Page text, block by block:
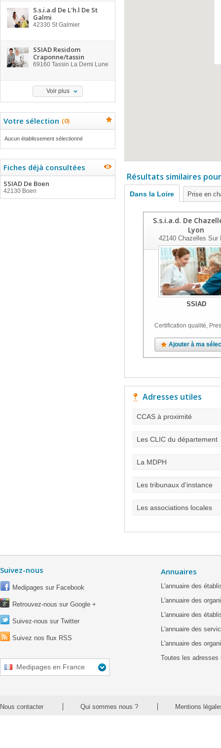
S.s.i.a.d De L'h.l De St
Galmi
42330 St Galmier
SSIAD Residom
Craponne/tassin
69160 Tassin La Demi Lune
Voir plus
Votre sélection (0)
Aucun établissement sélectionné
Fiches déjà consultées
SSIAD De Boen
42130 Boen
Résultats similaires
Dans la Loire Prise en
S.s.i.a.d. De
Lyon
42140Chazelles Sur
SSIAD
Certification qualité,
Ajouter à ma
Adresses utiles
CCAS à proximité
Les CLIC du département
La MDPH
Les tribunaux d'instance
Les associations locales
Suivez-nous
Medipages sur Facebook
Retrouvez-nous sur Google +
Suivez-nous sur Twitter
Suivez nos flux RSS
Medipages en France
Annuaires
L'annuaire des
L'annuaire des
L'annuaire des
L'annuaire des
L'annuaire des
Toutes les adresses
Nous contacter Qui sommes nous ? Mentions